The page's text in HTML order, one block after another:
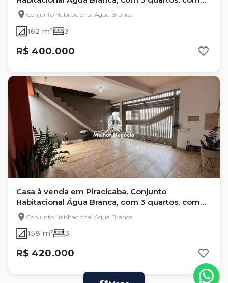
162 m²
Conjunto Habitacional Água Branca
162 m² 3
R$ 400.000
Casa à venda em Piracicaba, Conjunto
Habitacional Água Branca, com 3 quartos, com
158 m²
Conjunto Habitacional Água Branca
158 m² 3
R$ 420.000